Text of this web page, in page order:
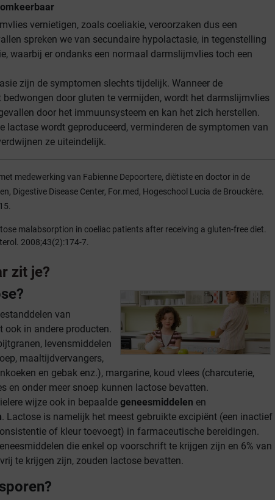
vernietigen, zoals coeliakie, veroorzaken dus een
spreken we van secundaire hypolactasie, in tegenstelling
waarbij er ondanks een normaal darmslijmvlies toch een
zijn de symptomen slechts tijdelijk. Wanneer de
door gluten te vermijden, wordt het darmslijmvlies
door het immuunsysteem en kan het zich herstellen.
lactase wordt geproduceerd, verminderen de symptomen van
ze uiteindelijk.
medewerking van Fabienne Depoortere, diëtiste en doctor in de
Digestive Disease Center, For.med, Hogeschool Lucia de Brouckère.
malabsorption in coeliac patients after receiving a gluten-free diet.
2008;43(2):174-7.
zit je?
van
ook in andere producten.
levensmiddelen
maaltijdvervangers,
en gebak enz.), margarine, koud vlees (charcuterie,
en onder meer snoep kunnen lactose bevatten.
wijze ook in bepaalde geneesmiddelen en
. Lactose is namelijk het meest gebruikte excipiënt (een inactief
of kleur toevoegt) in farmaceutische bereidingen.
die enkel op voorschrift te krijgen zijn en 6% van
te krijgen zijn, zouden lactose bevatten.